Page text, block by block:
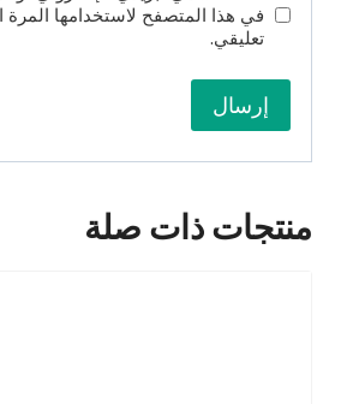
في هذا المتصفح لاستخدامها المرة
تعليقي.
منتجات ذات صلة